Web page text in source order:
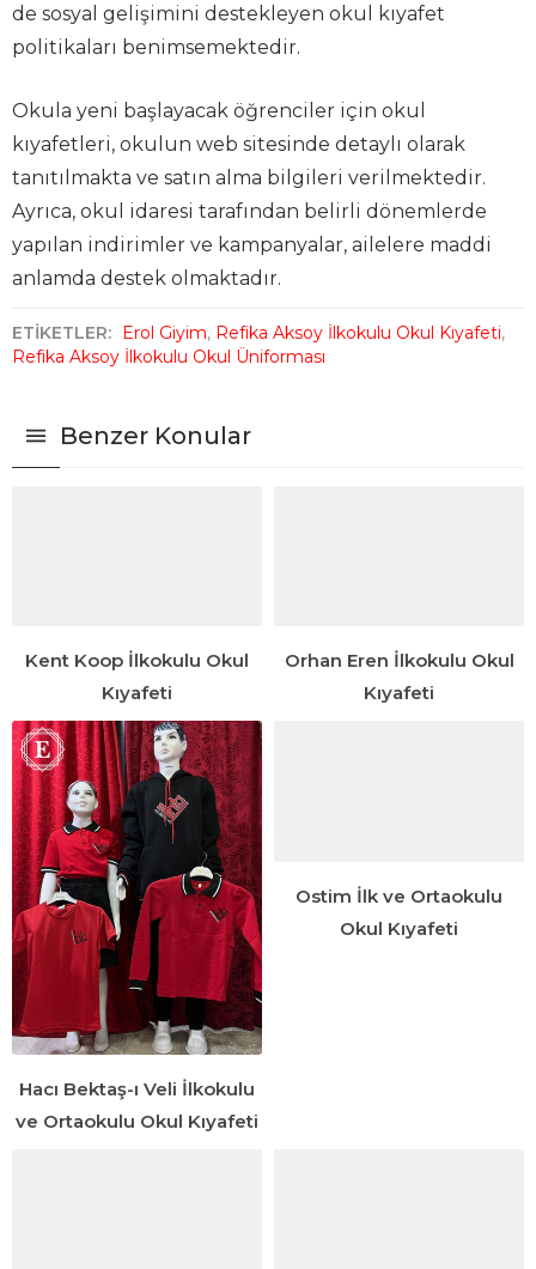
de sosyal gelişimini destekleyen okul kıyafet
politikaları benimsemektedir.
Okula yeni başlayacak öğrenciler için okul
kıyafetleri, okulun web sitesinde detaylı olarak
tanıtılmakta ve satın alma bilgileri verilmektedir.
Ayrıca, okul idaresi tarafından belirli dönemlerde
yapılan indirimler ve kampanyalar, ailelere maddi
anlamda destek olmaktadır.
ETİKETLER: Erol Giyim, Refika Aksoy İlkokulu Okul Kıyafeti,
Refika Aksoy İlkokulu Okul Üniforması
Benzer Konular
Kent Koop İlkokulu Okul
Kıyafeti
Orhan Eren İlkokulu Okul
Kıyafeti
Hacı Bektaş-ı Veli İlkokulu
ve Ortaokulu Okul Kıyafeti
Ostim İlk ve Ortaokulu
Okul Kıyafeti